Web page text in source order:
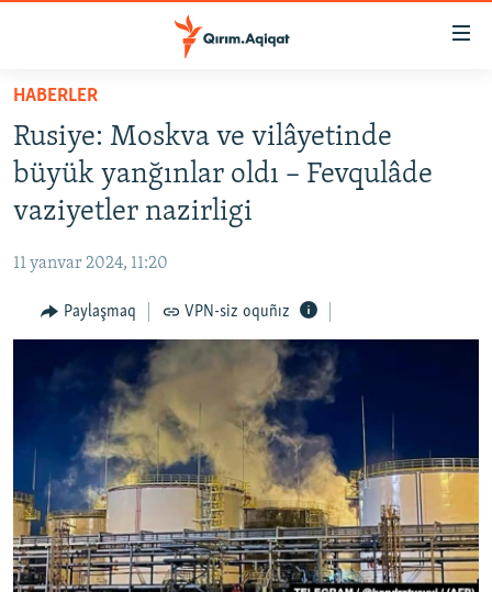
Esas
qaytmaq
Baş
navigatsiyağa
qaytmaq
Qıdıruvğa
qaytmaq
SİYASET
İQTİSADİYAT
MEDENİYET
İNSAN AQLARI
BLOGLAR
FİKİR
Русский
Українською
HABERLER
Rusiye: Moskva ve vilâyetinde
büyük yanğınlar oldı – Fevqulâde
vaziyetler nazirligi
11 yanvar 2024, 11:20
Paylaşmaq VPN-siz oquñız